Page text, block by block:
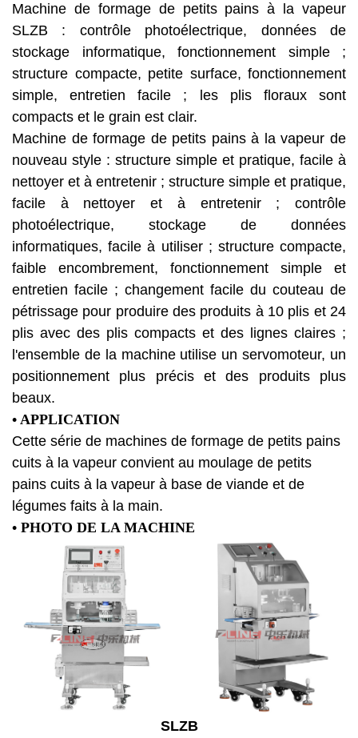
Machine de formage de petits pains à la vapeur
SLZB : contrôle photoélectrique, données de
stockage informatique, fonctionnement simple ;
structure compacte, petite surface, fonctionnement
simple, entretien facile ; les plis floraux sont
compacts et le grain est clair.
Machine de formage de petits pains à la vapeur de
nouveau style : structure simple et pratique, facile à
nettoyer et à entretenir ; structure simple et pratique,
facile à nettoyer et à entretenir ; contrôle
photoélectrique, stockage de données
informatiques, facile à utiliser ; structure compacte,
faible encombrement, fonctionnement simple et
entretien facile ; changement facile du couteau de
pétrissage pour produire des produits à 10 plis et 24
plis avec des plis compacts et des lignes claires ;
l'ensemble de la machine utilise un servomoteur, un
positionnement plus précis et des produits plus
beaux.
• APPLICATION
Cette série de machines de formage de petits pains
cuits à la vapeur convient au moulage de petits
pains cuits à la vapeur à base de viande et de
légumes faits à la main.
• PHOTO DE LA MACHINE
SLZB